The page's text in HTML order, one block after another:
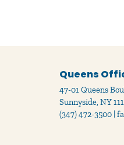
Queens
47-01 Queens
Sunnyside, NY
(347) 472-3500 |